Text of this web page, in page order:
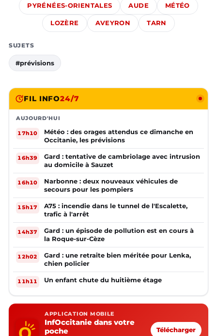
PYRÉNÉES-ORIENTALES AUDE MÉTÉO
LOZÈRE AVEYRON TARN
SUJETS
#prévisions
FIL INFO24/7
AUJOURD'HUI
17h10
Météo : des orages attendus ce dimanche en
Occitanie, les prévisions
16h39
Gard : tentative de cambriolage avec intrusion
au domicile à Sauzet
16h10
Narbonne : deux nouveaux véhicules de
secours pour les pompiers
15h17
A75 : incendie dans le tunnel de l'Escalette,
trafic à l'arrêt
14h37
Gard : un épisode de pollution est en cours à
la Roque-sur-Cèze
12h02
Gard : une retraite bien méritée pour Lenka,
chien policier
11h11 Un enfant chute du huitième étage
APPLICATION MOBILE
InfOccitanie dans votre
poche
Télécharger